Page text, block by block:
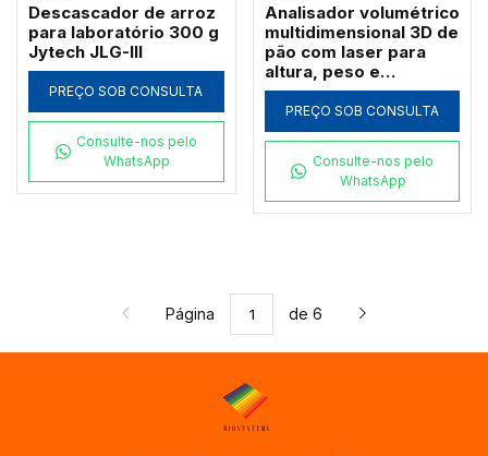
Descascador de arroz
para laboratório 300 g
Jytech JLG-III
PREÇO SOB CONSULTA
Consulte-nos pelo
WhatsApp
Analisador volumétrico
multidimensional 3D de
pão com laser para
altura, peso e
densidade Jytech PV-X
PREÇO SOB CONSULTA
Consulte-nos pelo
WhatsApp
Página de 6